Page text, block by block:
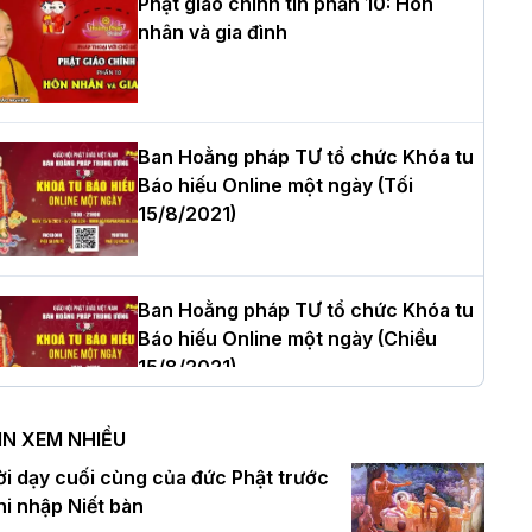
thượng Thích Quảng Tùng tái đắc
Trưởng BTS GHPGVN thành phố Hải
nhiệm kỳ 2026 – 2031
tọa Thích Tâm Chính được suy
tân Trưởng ban Trị sự GHPGVN tỉnh
Nội: Tăng Ni Trường hạ Bồ Đề trang
tác pháp Tiền an cư PL.2570 –
nhân và gia đình
Ban Hoằng pháp TƯ tổ chức Khóa tu
Báo hiếu Online một ngày (Tối
15/8/2021)
Ban Hoằng pháp TƯ tổ chức Khóa tu
Báo hiếu Online một ngày (Chiều
15/8/2021)
Ban Hoằng pháp TƯ tổ chức Khóa tu
Báo hiếu Online một ngày (Sáng
15/8/2021)
XEM NHIỀU
dạy cuối cùng của đức Phật trước
nhập Niết bàn